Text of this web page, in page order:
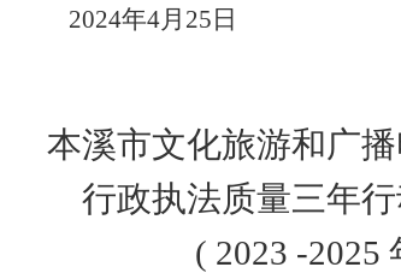
2024年4月 25 日
本溪市文化旅游和广
行政执法质量三年
( 2023 -2025